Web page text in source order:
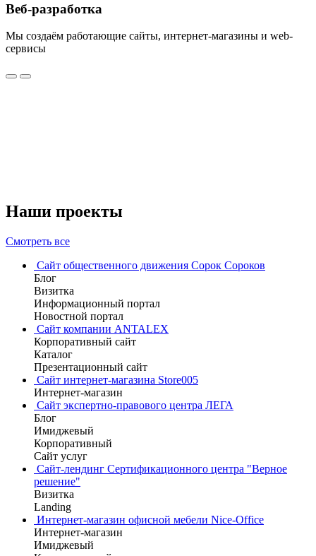
Веб-разработка
Мы создаём работающие сайты, интернет-магазины и web-
сервисы
Наши проекты
Смотреть все
Сайт общественного движения Сорок Сороков
Блог
Визитка
Информационный портал
Новостной портал
Сайт компании ANTALEX
Корпоративный сайт
Каталог
Презентационный сайт
Сайт интернет-магазина Store005
Интернет-магазин
Сайт экспертно-правового центра ЛЕГА
Блог
Имиджевый
Корпоративный
Сайт услуг
Сайт-лендинг Сертификационного центра "Верное
решение"
Визитка
Landing
Интернет-магазин офисной мебели Nice-Office
Интернет-магазин
Имиджевый